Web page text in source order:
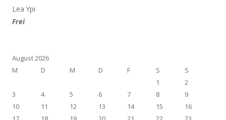
Lea Ypi
Frei
August 2026
M
D M D F S
S
1
2
3
4 5 6 7 8
9
10
11 12 13 14 15
16